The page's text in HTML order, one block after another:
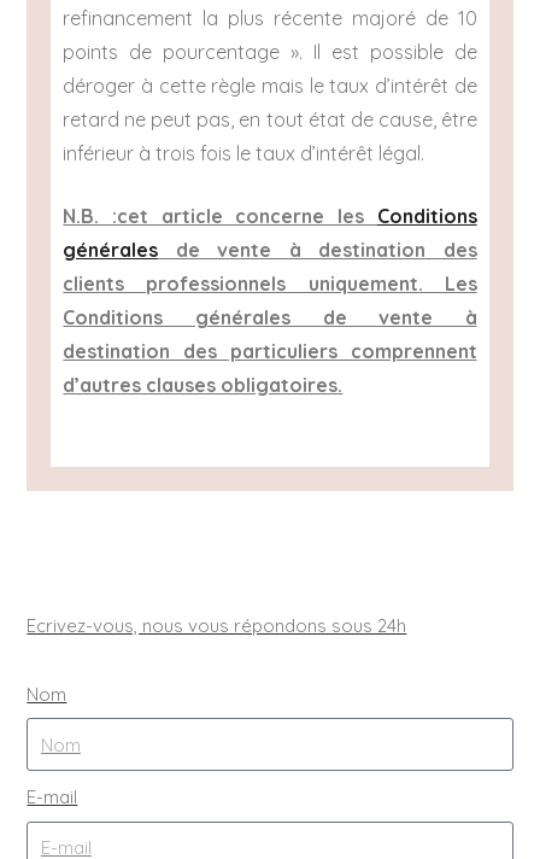
refinancement la plus récente majoré de 10
points de pourcentage ». Il est possible de
déroger à cette règle mais le taux d’intérêt de
retard ne peut pas, en tout état de cause, être
inférieur à trois fois le taux d’intérêt légal.
N.B. :cet article concerne les Conditions
générales de vente à destination des
clients professionnels uniquement. Les
Conditions générales de vente à
destination des particuliers comprennent
d’autres clauses obligatoires.
Ecrivez-vous, nous vous répondons sous 24h
Nom
E-mail